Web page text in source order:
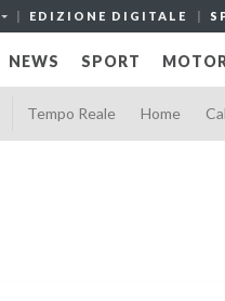
EDIZIONE DIGITALE
NEWS SPORT
Tempo Reale Home